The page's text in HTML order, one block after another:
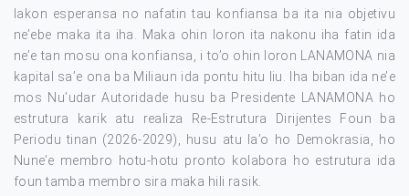
lakon esperansa no nafatin tau konfiansa ba ita nia objetivu
ne’ebe maka ita iha. Maka ohin loron ita nakonu iha fatin ida
ne’e tan mosu ona konfiansa, i to’o ohin loron LANAMONA nia
kapital sa’e ona ba Miliaun ida pontu hitu liu. Iha biban ida ne’e
mos Nu’udar Autoridade husu ba Presidente LANAMONA ho
estrutura karik atu realiza Re-Estrutura Dirijentes Foun ba
Periodu tinan (2026-2029), husu atu la’o ho Demokrasia, ho
Nune’e membro hotu-hotu pronto kolabora ho estrutura ida
foun tamba membro sira maka hili rasik.